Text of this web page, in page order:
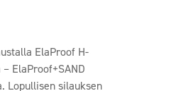
ElaProof H-
ElaProof+SAND
Lopullisen silauksen